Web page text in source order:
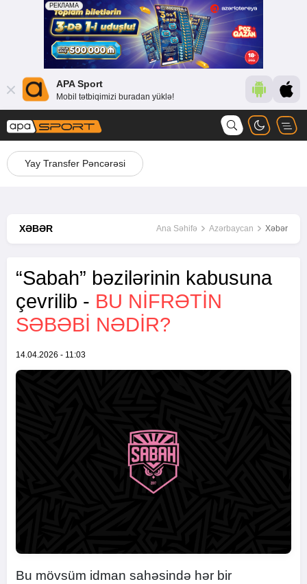
APA Sport
Mobil tətbiqimizi buradan yüklə!
Yay Transfer Pəncərəsi
XƏBƏR Ana Səhifə Azərbaycan Xəbər
“Sabah” bəzilərinin kabusuna
çevrilib - BU NIFRƏTIN
SƏBƏBI NƏDIR?
14.04.2026 - 11:03
Bu mövsüm idman sahəsində hər bir